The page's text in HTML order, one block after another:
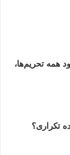
همه تحریم‌ها،